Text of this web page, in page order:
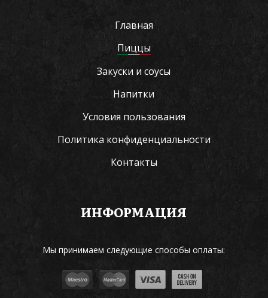
Главная
Пиццы
Закуски и соусы
Напитки
Условия пользования
Политика конфиденциальности
Контакты
ИНФОРМАЦИЯ
Мы принимаем следующие способы оплаты: